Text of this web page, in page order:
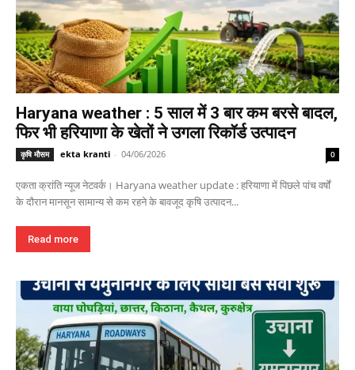
Haryana weather : 5 साल में 3 बार कम बरसे बादल,
फिर भी हरियाणा के खेतों ने उगला रिकॉर्ड उत्पादन
कृषि मौसम ekta kranti - 04/06/2026 0
एकता क्रांति न्यूज नेटवर्क। Haryana weather update : हरियाणा में पिछले पांच वर्षों
के दौरान मानसून सामान्य से कम रहने के बावजूद कृषि उत्पादन...
Read more